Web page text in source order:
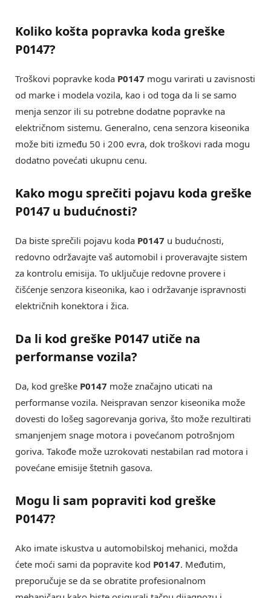
Koliko košta popravka koda greške
P0147?
Troškovi popravke koda P0147 mogu varirati u zavisnosti
od marke i modela vozila, kao i od toga da li se samo
menja senzor ili su potrebne dodatne popravke na
električnom sistemu. Generalno, cena senzora kiseonika
može biti između 50 i 200 evra, dok troškovi rada mogu
dodatno povećati ukupnu cenu.
Kako mogu sprečiti pojavu koda greške
P0147 u budućnosti?
Da biste sprečili pojavu koda P0147 u budućnosti,
redovno održavajte vaš automobil i proveravajte sistem
za kontrolu emisija. To uključuje redovne provere i
čišćenje senzora kiseonika, kao i održavanje ispravnosti
električnih konektora i žica.
Da li kod greške P0147 utiče na
performanse vozila?
Da, kod greške P0147 može značajno uticati na
performanse vozila. Neispravan senzor kiseonika može
dovesti do lošeg sagorevanja goriva, što može rezultirati
smanjenjem snage motora i povećanom potrošnjom
goriva. Takođe može uzrokovati nestabilan rad motora i
povećane emisije štetnih gasova.
Mogu li sam popraviti kod greške
P0147?
Ako imate iskustva u automobilskoj mehanici, možda
ćete moći sami da popravite kod P0147. Međutim,
preporučuje se da se obratite profesionalnom